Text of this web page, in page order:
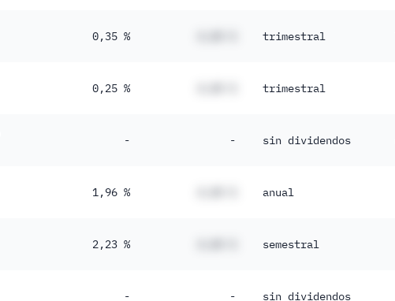
0,35 % trimestral
0,25 % trimestral
- - sin dividendos
1,96 % anual
2,23 % semestral
- - sin dividendos